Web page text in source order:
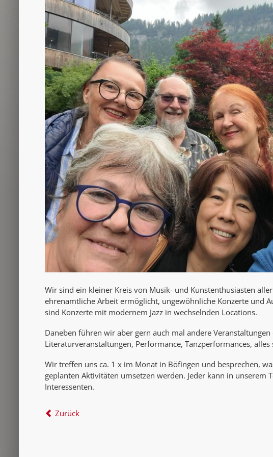
Wir sind ein kleiner Kreis von Musik- und Kunstenthusiasten
ehrenamtliche Arbeit ermöglicht, ungewöhnliche Konzerte und
sind Konzerte mit modernem Jazz in wechselnden Locations.
Daneben führen wir aber gern auch mal andere
Literaturveranstaltungen, Performance, Tanzperformances,
Wir treffen uns ca. 1 x im Monat in Böfingen und besprechen,
geplanten Aktivitäten umsetzen werden. Jeder kann in
Interessenten.
Zurück